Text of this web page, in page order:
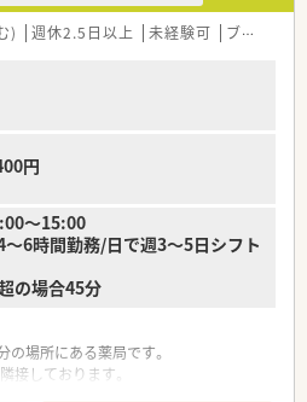
) 週休2.5日以上 未経験可 ブランク可
円
～15:00
6時間勤務/日で週3～5日シフト
の場合45分
の場所にある薬局です。
しております。